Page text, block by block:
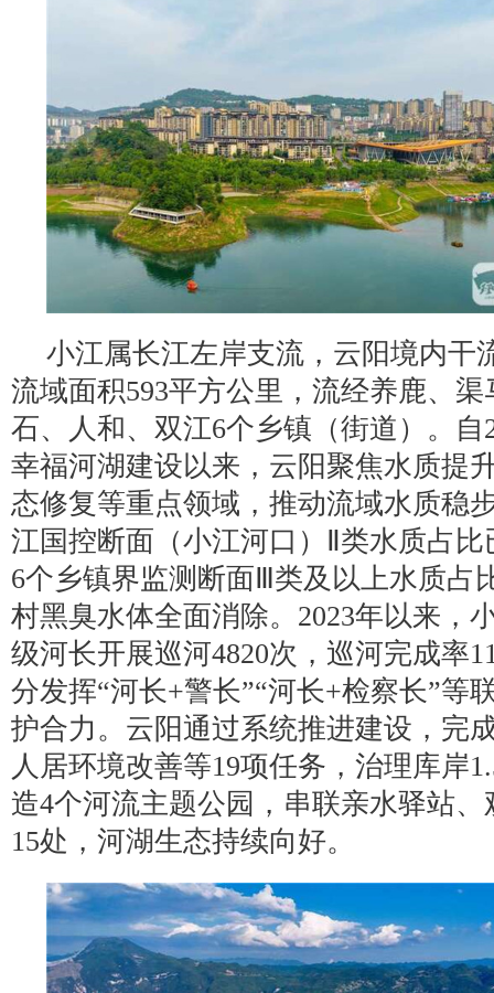
小江属长江左岸支流，云阳境内干
流域面积593平方公里，流经养鹿、
石、人和、双江6个乡镇（街道）。自
幸福河湖建设以来，云阳聚焦水质提
态修复等重点领域，推动流域水质稳
江国控断面（小江河口）Ⅱ类水质占比
6个乡镇界监测断面Ⅲ类及以上水质占
村黑臭水体全面消除。2023年以来，
级河长开展巡河4820次，巡河完成率
分发挥“河长+警长”“河长+检察长”等
护合力。云阳通过系统推进建设，完
人居环境改善等19项任务，治理库岸
造4个河流主题公园，串联亲水驿站
15处，河湖生态持续向好。